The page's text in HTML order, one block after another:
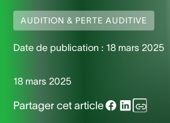
AUDITION & PERTE AUDITIVE
Date de publication : 18 mars 2025
18 mars 2025
Partager cet article